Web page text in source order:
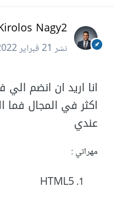
Kirolos Nagy2
نشر21 فبراير 2022
انا اريد ان انضم
اكثر في المجال فما
عندي
مهراتي :
HTML5